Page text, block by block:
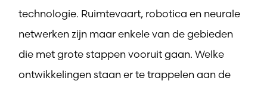
technologie. Ruimtevaart, robotica en neurale
netwerken zijn maar enkele van de gebieden
die met grote stappen vooruit gaan. Welke
ontwikkelingen staan er te trappelen aan de